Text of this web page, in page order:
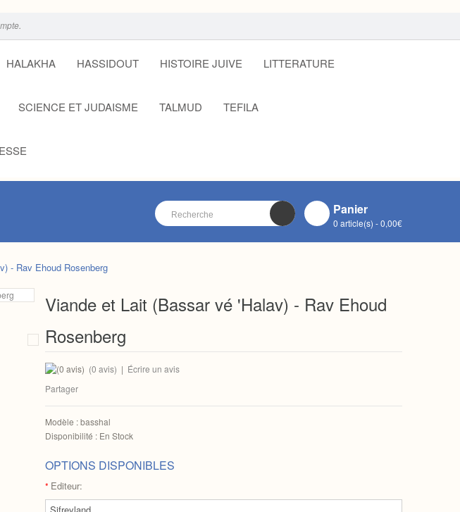
.
HALAKHA HASSIDOUT HISTOIRE JUIVE LITTERATURE
SCIENCE ET JUDAISME TALMUD TEFILA
Panier
0 article(s) - 0,00€
- Rav Ehoud Rosenberg
Viande et Lait (Bassar vé 'Halav) - Rav Ehoud
Rosenberg
(0 avis) | Écrire un avis
Partager
Modèle :basshal
Disponibilité :En Stock
OPTIONS DISPONIBLES
* Editeur: